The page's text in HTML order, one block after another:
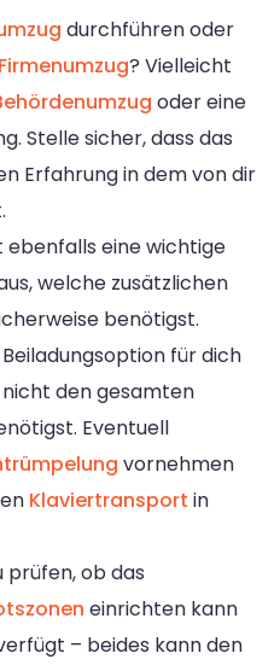
durchführen oder
Firmenumzug? Vielleicht
oder eine
Stelle sicher, dass das
Erfahrung in dem von dir
ebenfalls eine wichtige
welche zusätzlichen
benötigst.
für dich
den gesamten
Eventuell
vornehmen
Klaviertransport in
prüfen, ob das
einrichten kann
– beides kann den